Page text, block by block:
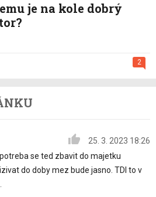
je na kole dobrý
2
25. 3. 2023 18:26
se ted zbavit do majetku
do doby mez bude jasno. TDI to v